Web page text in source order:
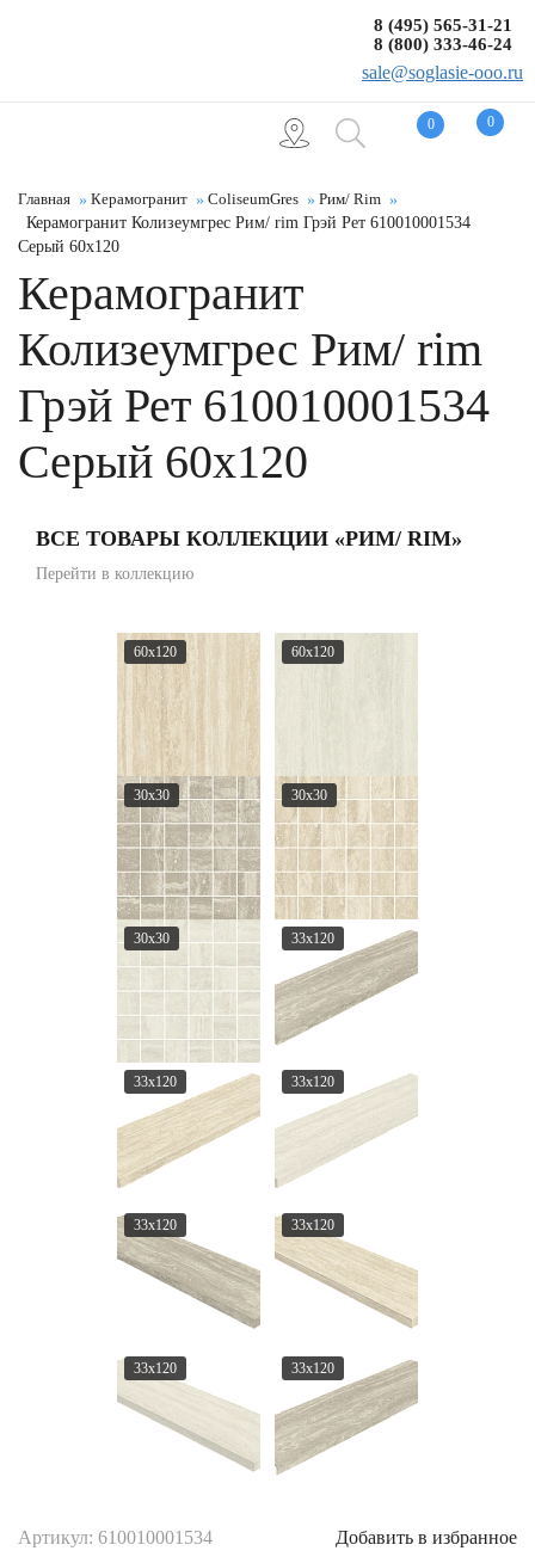
0 0
8 (495) 565-31-21
8 (800) 333-46-24
sale@soglasie-ooo.ru
Главная Керамогранит ColiseumGres
Рим/ Rim
Керамогранит Колизеумгрес Рим/ rim Грэй Рет 610010001534
Серый 60x120
Керамогранит
Колизеумгрес Рим/ rim
Грэй Рет 610010001534
Серый 60x120
ВСЕ ТОВАРЫ КОЛЛЕКЦИИ «РИМ/ RIM»
Перейти в коллекцию
60x120 60x120
30x30 30x30
30x30 33x120
33x120 33x120
33x120 33x120
33x120 33x120
Артикул: 610010001534 Добавить в избранное